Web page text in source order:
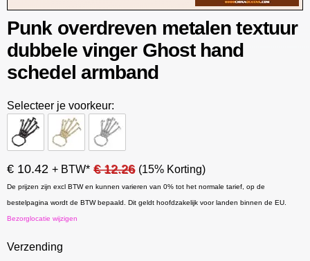
Punk overdreven metalen textuur
dubbele vinger Ghost hand
schedel armband
Selecteer je voorkeur:
€ 10.42 + BTW* € 12.26 (15% Korting)
De prijzen zijn excl BTW en kunnen varieren van 0% tot het normale tarief, op de
bestelpagina wordt de BTW bepaald. Dit geldt hoofdzakelijk voor landen binnen de EU.
Bezorglocatie wijzigen
Verzending